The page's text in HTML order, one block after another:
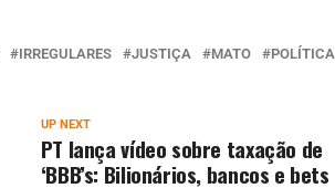
IRREGULARES JUSTIÇA MATO
POLÍTICA
UP NEXT
PT lança vídeo sobre taxação de
‘BBB’s: Bilionários, bancos e bets